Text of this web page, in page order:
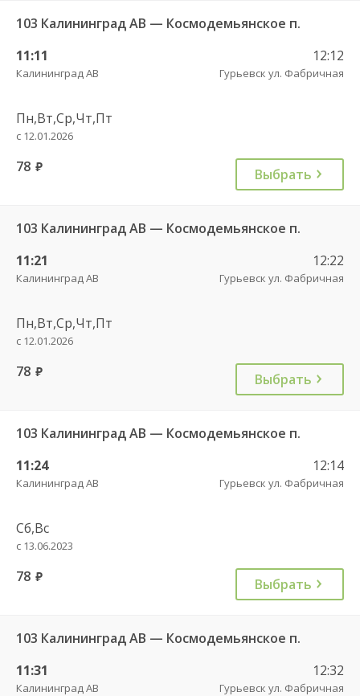
103 Калининград АВ — Космодемьянское п.
11:11
Калининград АВ
12:12
Гурьевск ул. Фабричная
Пн,Вт,Ср,Чт,Пт
с 12.01.2026
78 руб. Выбрать
103 Калининград АВ — Космодемьянское п.
11:21
Калининград АВ
12:22
Гурьевск ул. Фабричная
Пн,Вт,Ср,Чт,Пт
с 12.01.2026
78 руб. Выбрать
103 Калининград АВ — Космодемьянское п.
11:24
Калининград АВ
12:14
Гурьевск ул. Фабричная
Сб,Вс
с 13.06.2023
78 руб. Выбрать
103 Калининград АВ — Космодемьянское п.
11:31
Калининград АВ
12:32
Гурьевск ул. Фабричная